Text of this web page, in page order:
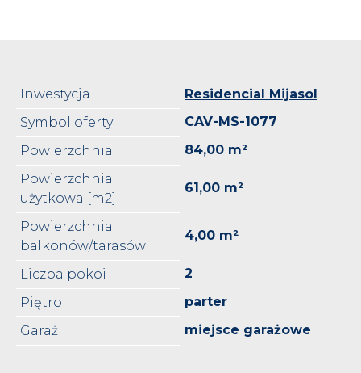
Inwestycja
Residencial Mijasol
Symbol oferty
CAV-MS-1077
Powierzchnia
84,00 m²
Powierzchnia
użytkowa [m2]
61,00 m²
Powierzchnia
balkonów/tarasów
4,00 m²
Liczba pokoi
2
Piętro
parter
Garaż
miejsce garażowe